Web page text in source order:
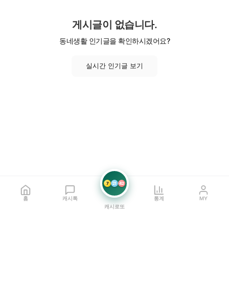
게시글이 없습니다.
동네생활 인기글을 확인하시겠어요?
실시간 인기글 보기
홈 캐시톡
7 21 42
캐시로또
통계 MY